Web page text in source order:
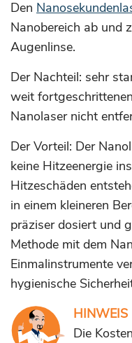
Den
Nanobereich ab und
Augenlinse.
Der Nachteil: sehr
weit
Nanolaser nicht
Der Vorteil: Der
keine Hitzeenergie
Hitzeschäden
in einem kleineren
präziser dosiert und
Methode mit dem
Einmalinstrumente
hygienische
HINWEIS
Die